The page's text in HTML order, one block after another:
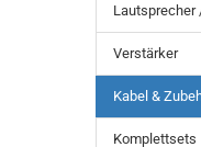
Lautsprecher
Verstärker
Kabel &
Komplettsets